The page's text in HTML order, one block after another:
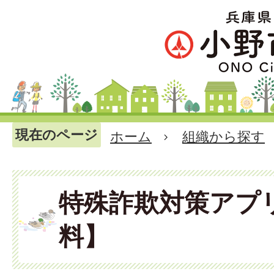
現在のページ ホーム 組織から探す
特殊詐欺対策アプ
料】